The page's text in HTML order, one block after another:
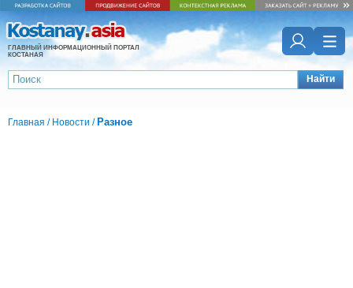
ГЛАВНЫЙ ИНФОРМАЦИОННЫЙ ПОРТАЛ
КОСТАНАЯ
Найти
Главная / Новости / Разное